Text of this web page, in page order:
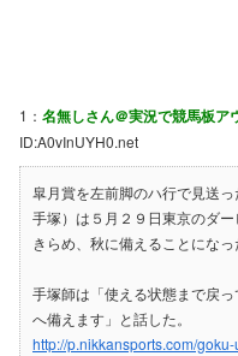
1： 名無しさん＠実況で競馬板ア
ID:A0vInUYH0.net
皐月賞を左前脚のハ行で見送っ
手塚）は５月２９日東京のダ
きらめ、秋に備えることになっ
手塚師は「使える状態まで戻
へ備えます」と話した。
http://p.nikkansports.com/